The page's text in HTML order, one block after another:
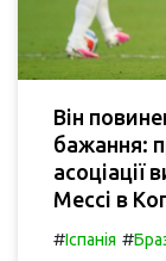
Він
бажання:
асоціації
Мессі в
#Іспанія #